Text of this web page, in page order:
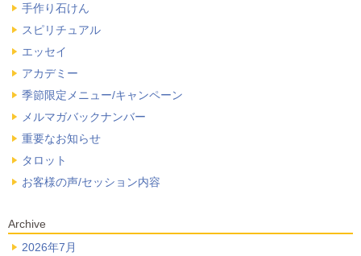
手作り石けん
スピリチュアル
エッセイ
アカデミー
季節限定メニュー/キャンペーン
メルマガバックナンバー
重要なお知らせ
タロット
お客様の声/セッション内容
Archive
2026年7月